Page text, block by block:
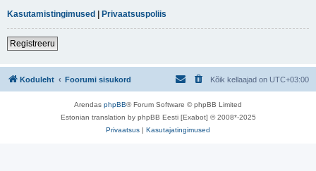
Kasutamistingimused | Privaatsuspoliis
Registreeru
Koduleht Foorumi sisukord Kõik kellaajad on UTC+03:00
Arendas phpBB® Forum Software © phpBB Limited
Estonian translation by phpBB Eesti [Exabot] © 2008*-2025
Privaatsus | Kasutajatingimused